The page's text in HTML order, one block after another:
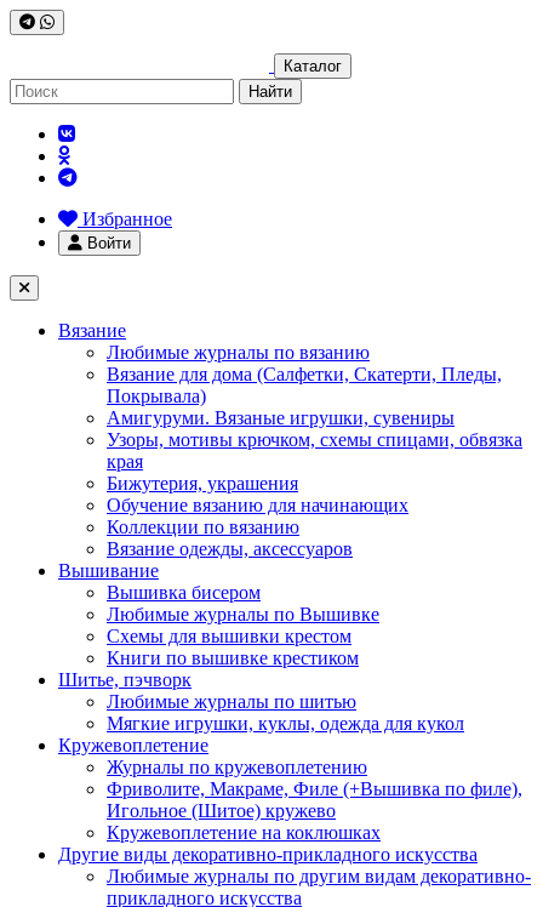
Каталог
Найти
Избранное
Войти
Вязание
Любимые журналы по вязанию
Вязание для дома (Салфетки, Скатерти, Пледы,
Покрывала)
Амигуруми. Вязаные игрушки, сувениры
Узоры, мотивы крючком, схемы спицами, обвязка
края
Бижутерия, украшения
Обучение вязанию для начинающих
Коллекции по вязанию
Вязание одежды, аксессуаров
Вышивание
Вышивка бисером
Любимые журналы по Вышивке
Схемы для вышивки крестом
Книги по вышивке крестиком
Шитье, пэчворк
Любимые журналы по шитью
Мягкие игрушки, куклы, одежда для кукол
Кружевоплетение
Журналы по кружевоплетению
Фриволите, Макраме, Филе (+Вышивка по филе),
Игольное (Шитое) кружево
Кружевоплетение на коклюшках
Другие виды декоративно-прикладного искусства
Любимые журналы по другим видам декоративно-
прикладного искусства